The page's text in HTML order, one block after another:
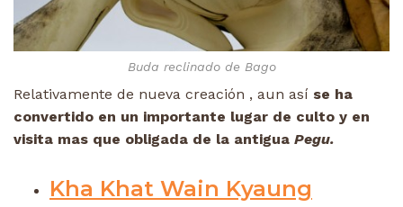
Buda reclinado de Bago
Relativamente de nueva creación , aun así se ha
convertido en un importante lugar de culto y en
visita mas que obligada de la antigua Pegu.
Kha Khat Wain Kyaung